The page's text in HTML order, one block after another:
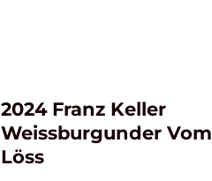
2024 Franz Keller
Weissburgunder Vom
Löss